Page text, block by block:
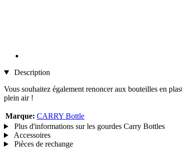
Description
Vous souhaitez également renoncer aux bouteilles en
plein air !
Marque: CARRY Bottle
Plus d'informations sur les gourdes Carry Bottles
Accessoires
Pièces de rechange